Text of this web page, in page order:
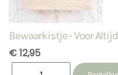
Bewaarkistje - Voor Altijd
€ 12,95